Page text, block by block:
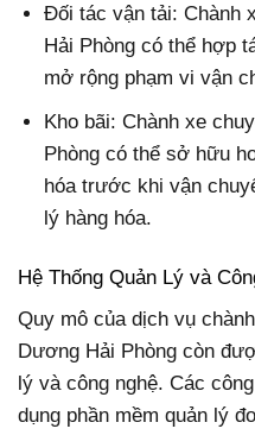
Đối tác vận tải: Chành
Hải Phòng có thể hợp
mở rộng phạm vi vận
Kho bãi: Chành xe
Phòng có thể sở hữu
hóa trước khi vận
lý hàng hóa.
Hệ Thống Quản Lý và
Quy mô của dịch vụ
Dương Hải Phòng còn
lý và công nghệ. Các
dụng phần mềm quản lý